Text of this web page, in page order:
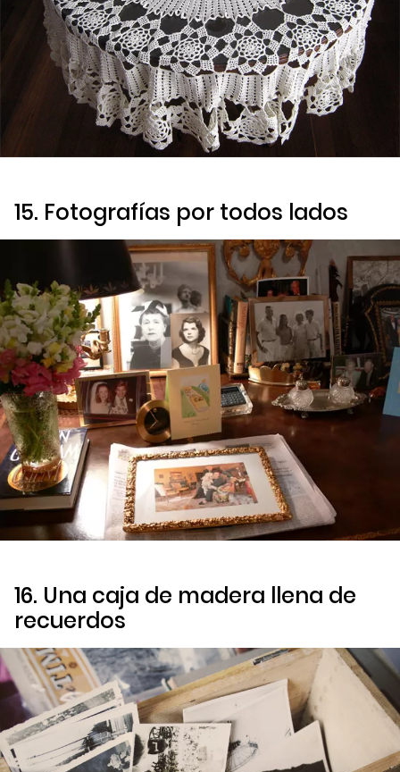
15. Fotografías por todos lados
16. Una caja de madera llena de
recuerdos